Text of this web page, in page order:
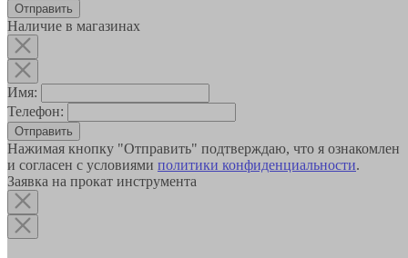
Наличие в магазинах
Имя:
Телефон:
Отправить
Нажимая кнопку "Отправить" подтверждаю, что я ознакомлен
и согласен с условиями политики конфиденциальности.
Заявка на прокат инструмента